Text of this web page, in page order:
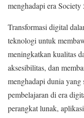
menghadapi era Society
Transformasi digital
teknologi untuk
meningkatkan kualitas
aksesibilitas, dan
menghadapi dunia yang
pembelajaran di era
perangkat lunak,